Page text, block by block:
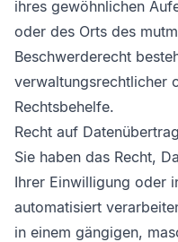
ihres gewöhnlichen
oder des Orts des
Beschwerderecht
verwaltungsrechtlicher
Rechtsbehelfe.
Recht auf
Sie haben das Recht,
Ihrer Einwilligung oder
automatisiert
in einem gängigen,